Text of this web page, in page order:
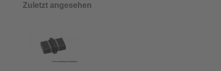
Zuletzt angesehen